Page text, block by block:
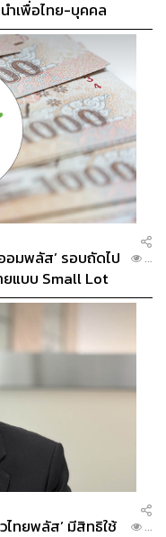
ำเพื่อไทย-บุคคล
อมพลัส’ รอบถัดไป
ยแบบ Small Lot
...
ไทยพลัส’ มีสิทธิใช้
...